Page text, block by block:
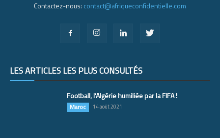
Contactez-nous: contact@afriqueconfidentielle.com
LES ARTICLES LES PLUS CONSULTÉS
Football, l’Algérie humiliée par la FIFA !
Maroc 14 août 2021